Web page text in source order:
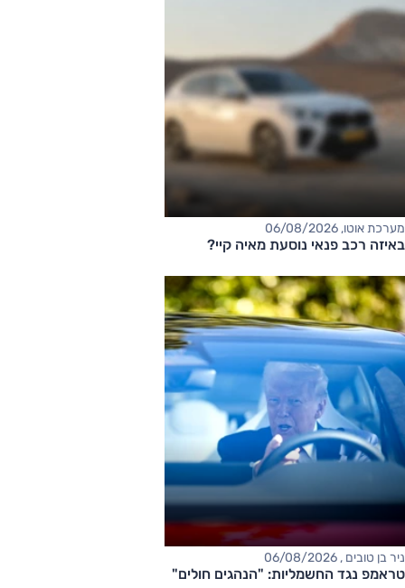
מערכת אוטו, 06/08/2026
באיזה רכב פנאי נוסעת מאיה קיי?
ניר בן טובים , 06/08/2026
טראמפ נגד החשמליות: "הנהגים חולים"